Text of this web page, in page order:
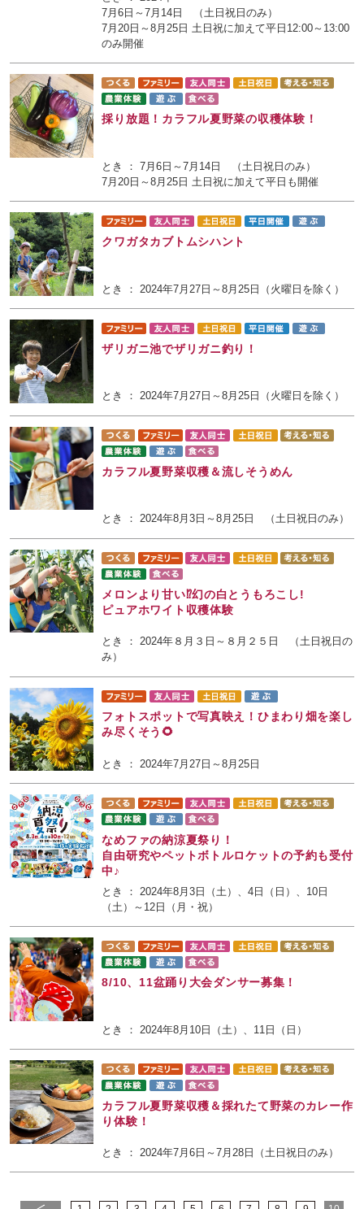
7月6日～7月14日 （土日祝日のみ）
7月20日～8月25日 土日祝に加えて平日12:00～13:00
のみ開催
採り放題！カラフル夏野菜の収穫体験！
とき ： 7月6日～7月14日 （土日祝日のみ）
7月20日～8月25日 土日祝に加えて平日も開催
クワガタカブトムシハント
とき ： 2024年7月27日～8月25日（火曜日を除く）
ザリガニ池でザリガニ釣り！
とき ： 2024年7月27日～8月25日（火曜日を除く）
カラフル夏野菜収穫＆流しそうめん
とき ： 2024年8月3日～8月25日 （土日祝日のみ）
メロンより甘い⁉幻の白とうもろこし!
ピュアホワイト収穫体験
とき ： 2024年８月３日～８月２５日 （土日祝日の
み）
フォトスポットで写真映え！ひまわり畑を楽し
み尽くそう🌻
とき ： 2024年7月27日～8月25日
なめファの納涼夏祭り！
自由研究やペットボトルロケットの予約も受付
中♪
とき ： 2024年8月3日（土）、4日（日）、10日
（土）～12日（月・祝）
8/10、11盆踊り大会ダンサー募集！
とき ： 2024年8月10日（土）、11日（日）
カラフル夏野菜収穫＆採れたて野菜のカレー作
り体験！
とき ： 2024年7月6日～7月28日（土日祝日のみ）